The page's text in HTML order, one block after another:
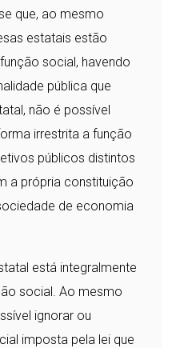
que, ao mesmo
estatais estão
social, havendo
pública que
não é possível
irrestrita a função
públicos distintos
a própria constituição
de economia
está integralmente
social. Ao mesmo
ignorar ou
imposta pela lei que